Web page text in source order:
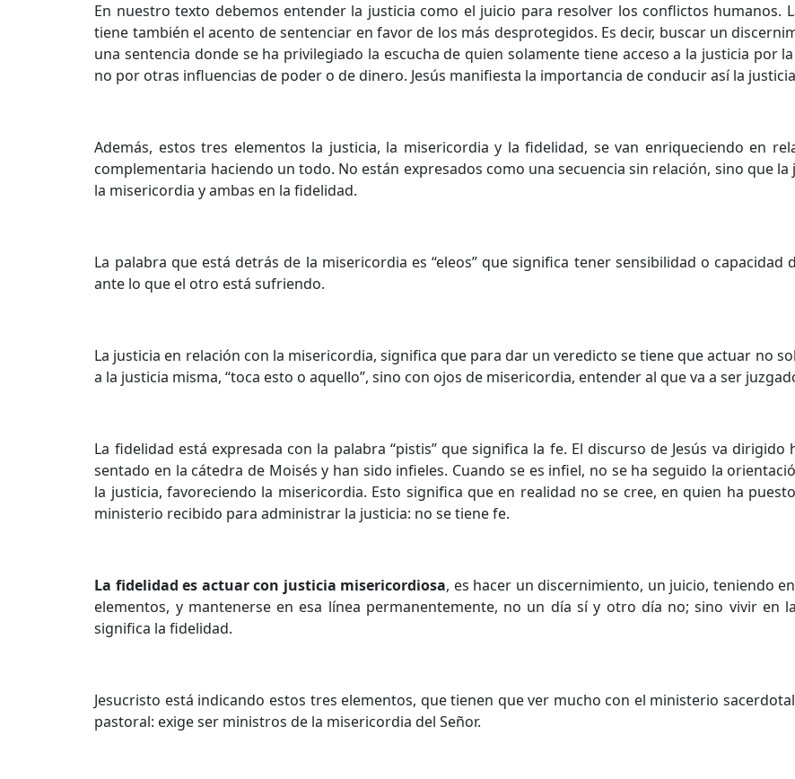
En nuestro texto debemos entender la justicia como el juicio para resolver los conflictos humanos.
tiene también el acento de sentenciar en favor de los más desprotegidos. Es decir, buscar un
una sentencia donde se ha privilegiado la escucha de quien solamente tiene acceso a la justicia por
no por otras influencias de poder o de dinero. Jesús manifiesta la importancia de conducir así la
Además, estos tres elementos la justicia, la misericordia y la fidelidad, se van enriqueciendo en
complementaria haciendo un todo. No están expresados como una secuencia sin relación, sino que la
la misericordia y ambas en la fidelidad.
La palabra que está detrás de la misericordia es “eleos” que significa tener sensibilidad o capacidad
ante lo que el otro está sufriendo.
La justicia en relación con la misericordia, significa que para dar un veredicto se tiene que actuar no
a la justicia misma, “toca esto o aquello”, sino con ojos de misericordia, entender al que va a ser
La fidelidad está expresada con la palabra “pistis” que significa la fe. El discurso de Jesús va dirigido
sentado en la cátedra de Moisés y han sido infieles. Cuando se es infiel, no se ha seguido la
la justicia, favoreciendo la misericordia. Esto significa que en realidad no se cree, en quien ha
ministerio recibido para administrar la justicia: no se tiene fe.
La fidelidad es actuar con justicia misericordiosa, es hacer un discernimiento, un juicio, teniendo
elementos, y mantenerse en esa línea permanentemente, no un día sí y otro día no; sino vivir en
significa la fidelidad.
Jesucristo está indicando estos tres elementos, que tienen que ver mucho con el ministerio
pastoral: exige ser ministros de la misericordia del Señor.